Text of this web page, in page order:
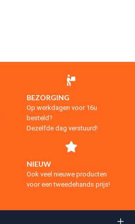
BEZORGING
Op werkdagen voor 16u
besteld?
Dezelfde dag verstuurd!
NIEUW
Ook veel nieuwe producten
voor een tweedehands prijs!